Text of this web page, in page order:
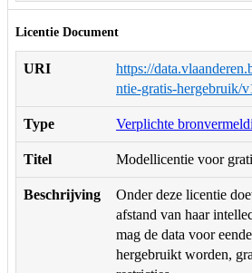
Licentie Document
URI
https://
ntie-gratis-hergebruik/
Type Verplichte
Titel Modellicentie voor
Beschrijving
Onder deze licentie
afstand van haar
mag de data voor
hergebruikt worden,